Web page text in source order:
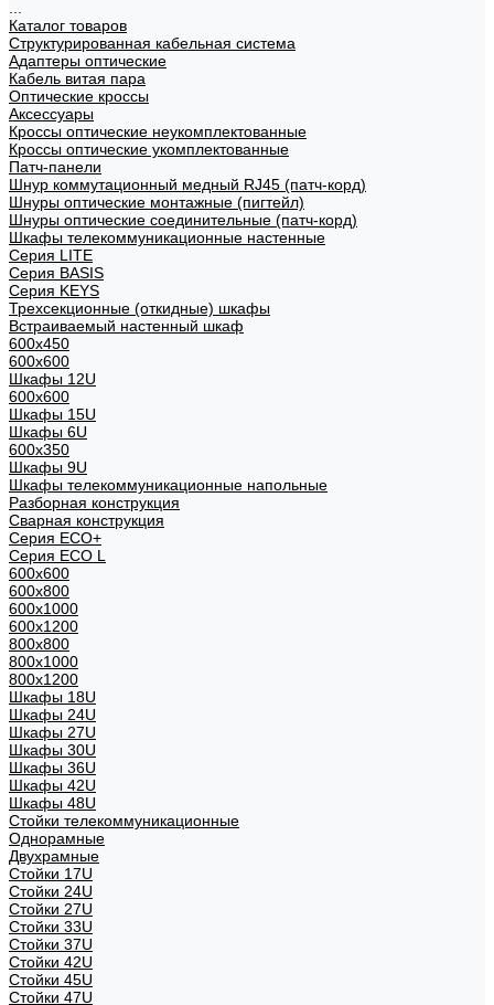
Каталог товаров
Структурированная кабельная система
Адаптеры оптические
Кабель витая пара
Оптические кроссы
Аксессуары
Кроссы оптические неукомплектованные
Кроссы оптические укомплектованные
Патч-панели
Шнур коммутационный медный RJ45 (патч-корд)
Шнуры оптические монтажные (пигтейл)
Шнуры оптические соединительные (патч-корд)
Шкафы телекоммуникационные настенные
Cерия LITE
Cерия BASIS
Cерия KEYS
Трехсекционные (откидные) шкафы
Встраиваемый настенный шкаф
600x450
600x600
Шкафы 12U
600x600
Шкафы 15U
Шкафы 6U
600x350
Шкафы 9U
Шкафы телекоммуникационные напольные
Разборная конструкция
Сварная конструкция
Серия ECO+
Серия ECO L
600x600
600x800
600х1000
600х1200
800x800
800х1000
800х1200
Шкафы 18U
Шкафы 24U
Шкафы 27U
Шкафы 30U
Шкафы 36U
Шкафы 42U
Шкафы 48U
Стойки телекоммуникационные
Однорамные
Двухрамные
Стойки 17U
Стойки 24U
Стойки 27U
Стойки 33U
Стойки 37U
Стойки 42U
Стойки 45U
Стойки 47U